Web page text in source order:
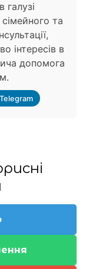
галузі
та
інтересів в
допомога
Telegram